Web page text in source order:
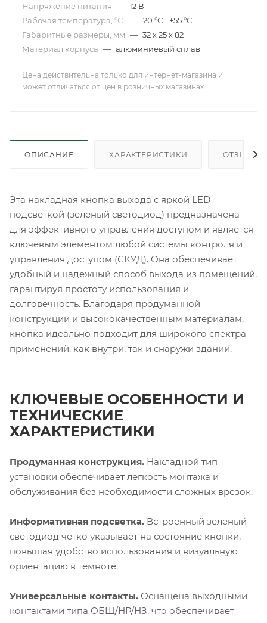
Напряжение питания — 12 В
Рабочая температура, °С — -20 °С… +55 °C
Габаритные размеры, мм — 32 х 25 х 82
Материал корпуса — алюминиевый сплав
Цена действительна только для интернет-магазина и
может отличаться от цен в розничных магазинах .
ОПИСАНИЕ ХАРАКТЕРИСТИКИ ОТЗЫВЫ
Эта накладная кнопка выхода с яркой LED-
подсветкой (зеленый светодиод) предназначена
для эффективного управления доступом и является
ключевым элементом любой системы контроля и
управления доступом (СКУД). Она обеспечивает
удобный и надежный способ выхода из помещений,
гарантируя простоту использования и
долговечность. Благодаря продуманной
конструкции и высококачественным материалам,
кнопка идеально подходит для широкого спектра
применений, как внутри, так и снаружи зданий.
КЛЮЧЕВЫЕ ОСОБЕННОСТИ И
ТЕХНИЧЕСКИЕ
ХАРАКТЕРИСТИКИ
Продуманная конструкция. Накладной тип
установки обеспечивает легкость монтажа и
обслуживания без необходимости сложных врезок.
Информативная подсветка. Встроенный зеленый
светодиод четко указывает на состояние кнопки,
повышая удобство использования и визуальную
ориентацию в темноте.
Универсальные контакты. Оснащена выходными
контактами типа ОБЩ/НР/НЗ, что обеспечивает